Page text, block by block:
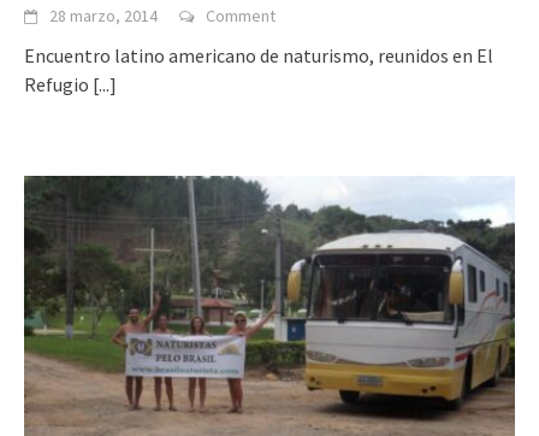
28 marzo, 2014 Comment
Encuentro latino americano de naturismo, reunidos en El
Refugio [...]